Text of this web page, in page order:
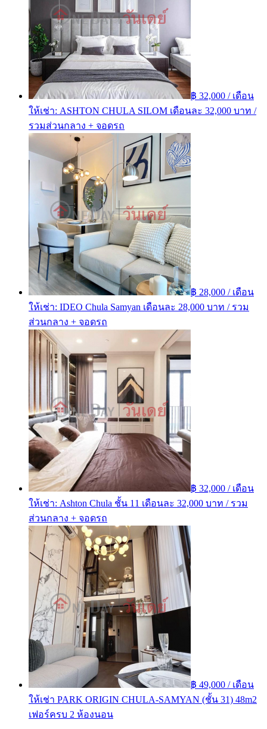
฿ 32,000 / เดือน
ให้เช่า: ASHTON​ CHULA​ SILOM เดือนละ 32,000 บาท /
รวมส่วนกลาง + จอดรถ
฿ 28,000 / เดือน
ให้เช่า: IDEO Chula Samyan เดือนละ 28,000 บาท / รวม
ส่วนกลาง + จอดรถ
฿ 32,000 / เดือน
ให้เช่า: Ashton Chula ชั้น 11 เดือนละ 32,000 บาท / รวม
ส่วนกลาง + จอดรถ
฿ 49,000 / เดือน
ให้เช่า PARK ORIGIN CHULA-SAMYAN (ชั้น 31) 48m2
เฟอร์ครบ 2 ห้องนอน